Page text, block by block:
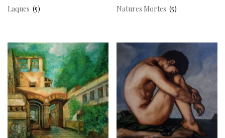
Laques (5) Natures Mortes (5)